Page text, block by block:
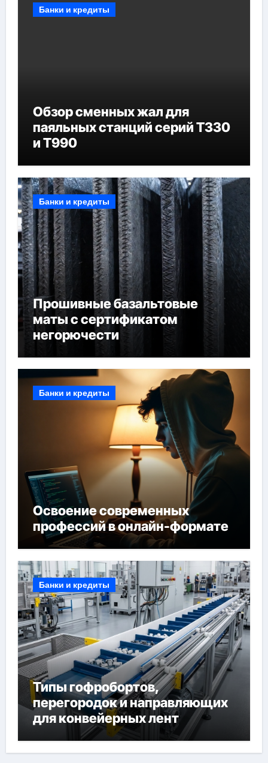
Банки и кредиты
Обзор сменных жал для
паяльных станций серий T330
и T990
Банки и кредиты
Прошивные базальтовые
маты с сертификатом
негорючести
Банки и кредиты
Освоение современных
профессий в онлайн-формате
Банки и кредиты
Типы гофробортов,
перегородок и направляющих
для конвейерных лент